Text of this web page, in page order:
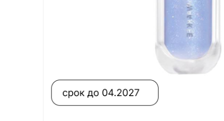
Карандаши для бровей
МАКИЯЖ
Бальзамы
Тинты